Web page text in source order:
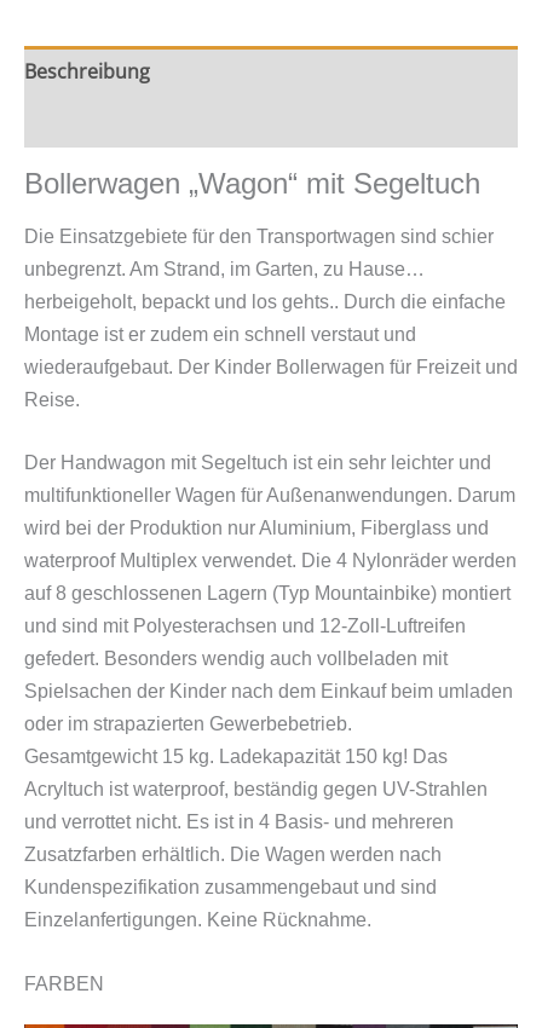
Beschreibung
Bollerwagen „Wagon“ mit Segeltuch
Die Einsatzgebiete für den Transportwagen sind schier
unbegrenzt. Am Strand, im Garten, zu Hause…
herbeigeholt, bepackt und los gehts.. Durch die einfache
Montage ist er zudem ein schnell verstaut und
wiederaufgebaut. Der Kinder Bollerwagen für Freizeit und
Reise.
Der Handwagon mit Segeltuch ist ein sehr leichter und
multifunktioneller Wagen für Außenanwendungen. Darum
wird bei der Produktion nur Aluminium, Fiberglass und
waterproof Multiplex verwendet. Die 4 Nylonräder werden
auf 8 geschlossenen Lagern (Typ Mountainbike) montiert
und sind mit Polyesterachsen und 12-Zoll-Luftreifen
gefedert. Besonders wendig auch vollbeladen mit
Spielsachen der Kinder nach dem Einkauf beim umladen
oder im strapazierten Gewerbebetrieb.
Gesamtgewicht 15 kg. Ladekapazität 150 kg! Das
Acryltuch ist waterproof, beständig gegen UV-Strahlen
und verrottet nicht. Es ist in 4 Basis- und mehreren
Zusatzfarben erhältlich. Die Wagen werden nach
Kundenspezifikation zusammengebaut und sind
Einzelanfertigungen. Keine Rücknahme.
FARBEN